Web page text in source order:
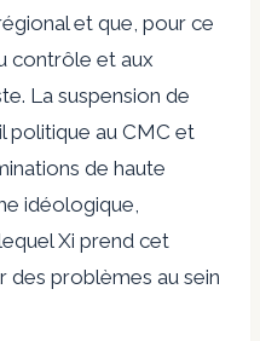
et que, pour ce
contrôle et aux
La suspension de
politique au CMC et
de haute
idéologique,
Xi prend cet
des problèmes au sein